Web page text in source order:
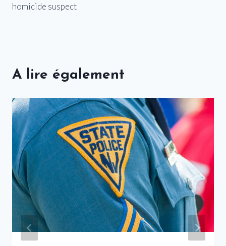
homicide suspect
A lire également